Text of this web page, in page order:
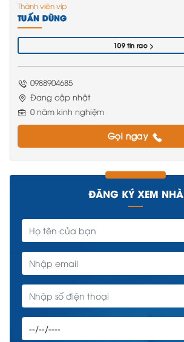
Thành viên vip
TUẤN DŨNG
109 tin rao
0988904685
Đang cập nhật
0 năm kinh nghiệm
Gọi ngay
ĐĂNG KÝ XEM NHÀ